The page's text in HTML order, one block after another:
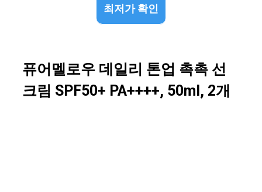
최저가 확인
퓨어멜로우 데일리 톤업 촉촉 선
크림 SPF50+ PA++++, 50ml, 2개